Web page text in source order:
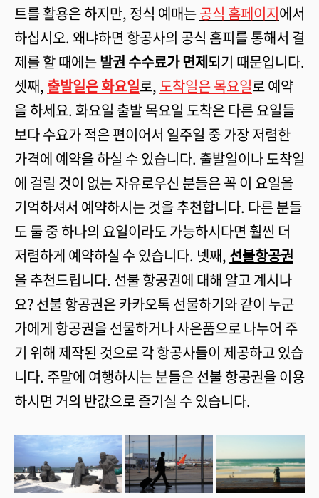
트를 활용은 하지만, 정식 예매는공식 홈페이지에서
하십시오. 왜냐하면 항공사의 공식 홈피를 통해서 결
제를 할 때에는발권 수수료가 면제되기 때문입니다.
셋째, 출발일은 화요일로, 도착일은 목요일로 예약
을 하세요. 화요일 출발 목요일 도착은 다른 요일들
보다 수요가 적은 편이어서 일주일 중 가장 저렴한
가격에 예약을 하실 수 있습니다. 출발일이나 도착일
에 걸릴 것이 없는 자유로우신 분들은 꼭 이 요일을
기억하셔서 예약하시는 것을 추천합니다. 다른 분들
도 둘 중 하나의 요일이라도 가능하시다면 훨씬 더
저렴하게 예약하실 수 있습니다. 넷째, 선불항공권
을 추천드립니다. 선불 항공권에 대해 알고 계시나
요? 선불 항공권은 카카오톡 선물하기와 같이 누군
가에게 항공권을 선물하거나 사은품으로 나누어 주
기 위해 제작된 것으로 각 항공사들이 제공하고 있습
니다. 주말에 여행하시는 분들은 선불 항공권을 이용
하시면 거의 반값으로 즐기실 수 있습니다.